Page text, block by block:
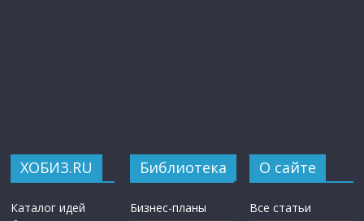
ХОБИЗ.RU
Каталог идей
Библиотека
Бизнес-планы
О сайте
Все статьи